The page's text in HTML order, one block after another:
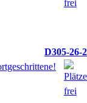
D305-26-2